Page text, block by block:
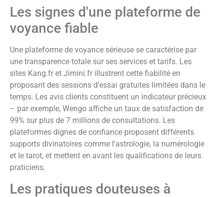
Les signes d'une plateforme de
voyance fiable
Une plateforme de voyance sérieuse se caractérise par
une transparence totale sur ses services et tarifs. Les
sites Kang.fr et Jimini.fr illustrent cette fiabilité en
proposant des sessions d'essai gratuites limitées dans le
temps. Les avis clients constituent un indicateur précieux
– par exemple, Wengo affiche un taux de satisfaction de
99% sur plus de 7 millions de consultations. Les
plateformes dignes de confiance proposent différents
supports divinatoires comme l'astrologie, la numérologie
et le tarot, et mettent en avant les qualifications de leurs
praticiens.
Les pratiques douteuses à